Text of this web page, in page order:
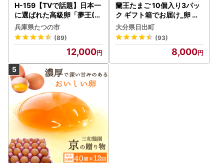
H-159【TVで話題】日本一
に選ばれた高級卵「夢王(3
0個）」たまごかけごはん
祭り3年連続グランプリ受
賞！
兵庫県たつの市
(89)
12,000
蘭王たまご 10個入り3パッ
ク ギフト箱でお届け_卵 た
まご 玉子 タマゴ 鶏卵 まと
め買い オムレツ 卵かけご飯
朝食 料理 人気 美味しい_【
配送不可地域：離島】【13
26093】
大分県日出町
(93)
8,000